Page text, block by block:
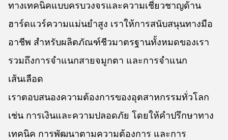
ทางเทคนิคแบบครบวงจรและความเชี่ยวชาญด้าน
ฮาร์ดแวร์ความแม่นยําสูง เราให้การสนับสนุนทางมือ
อาชีพ สําหรับผลิตภัณฑ์ชีวมาตรฐานทั้งหมดของเรา
รวมถึงการจําแนกสายจมูกตา และการจําแนก
เส้นเลือด
เราตอบสนองความต้องการของอุตสาหกรรมทั่วโลก
เช่น การเงินและความปลอดภัย โดยให้คําปรึกษาทาง
เทคนิค การพัฒนาตามความต้องการ และการ